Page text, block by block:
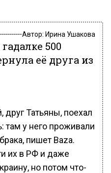
Автор: Ирина Ушакова
500
её друга из
друг Татьяны, поехал
там у него проживали
пишет Baza.
их в РФ и даже
но потом что-